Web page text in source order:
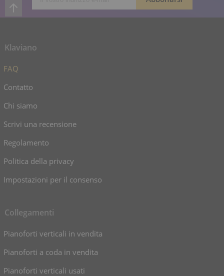
Klaviano
FAQ
Contatto
Chi siamo
Scrivi una recensione
Regolamento
Politica della privacy
Impostazioni per il consenso
Collegamenti
Pianoforti verticali in vendita
Pianoforti a coda in vendita
Pianoforti verticali usati